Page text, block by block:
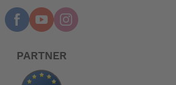
PARTNER